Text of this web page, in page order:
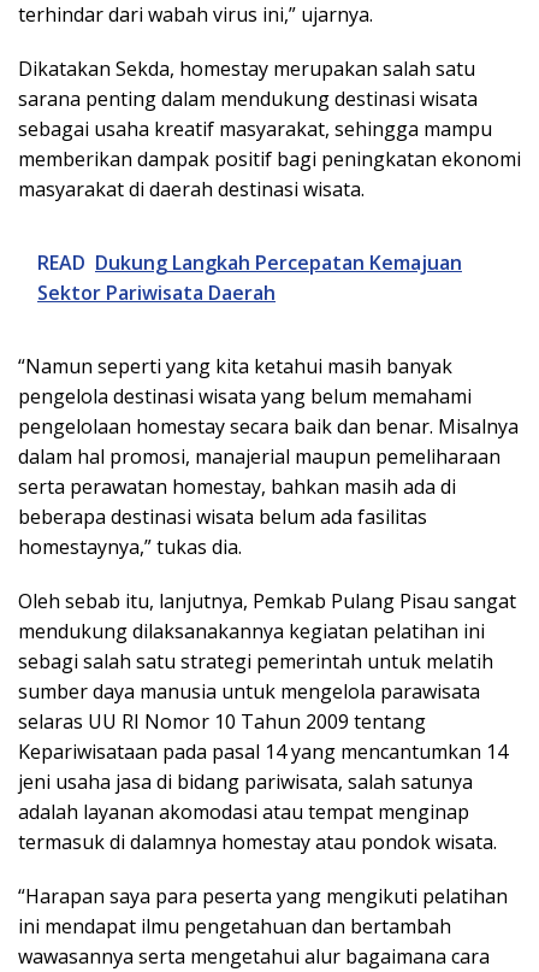
terhindar dari wabah virus ini,” ujarnya.
Dikatakan Sekda, homestay merupakan salah satu
sarana penting dalam mendukung destinasi wisata
sebagai usaha kreatif masyarakat, sehingga mampu
memberikan dampak positif bagi peningkatan ekonomi
masyarakat di daerah destinasi wisata.
READ Dukung Langkah Percepatan Kemajuan
Sektor Pariwisata Daerah
“Namun seperti yang kita ketahui masih banyak
pengelola destinasi wisata yang belum memahami
pengelolaan homestay secara baik dan benar. Misalnya
dalam hal promosi, manajerial maupun pemeliharaan
serta perawatan homestay, bahkan masih ada di
beberapa destinasi wisata belum ada fasilitas
homestaynya,” tukas dia.
Oleh sebab itu, lanjutnya, Pemkab Pulang Pisau sangat
mendukung dilaksanakannya kegiatan pelatihan ini
sebagi salah satu strategi pemerintah untuk melatih
sumber daya manusia untuk mengelola parawisata
selaras UU RI Nomor 10 Tahun 2009 tentang
Kepariwisataan pada pasal 14 yang mencantumkan 14
jeni usaha jasa di bidang pariwisata, salah satunya
adalah layanan akomodasi atau tempat menginap
termasuk di dalamnya homestay atau pondok wisata.
“Harapan saya para peserta yang mengikuti pelatihan
ini mendapat ilmu pengetahuan dan bertambah
wawasannya serta mengetahui alur bagaimana cara